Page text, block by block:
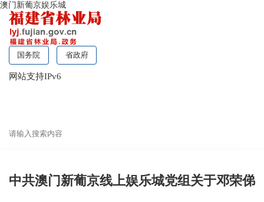
澳门新葡京娱乐城
国务院 省政府
网站支持IPv6
中共澳门新葡京线上娱乐城党组关于邓荣俤